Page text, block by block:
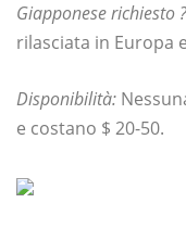
Giapponese richiesto
rilasciata in Europa
Disponibilità:
e costano $ 20-50.